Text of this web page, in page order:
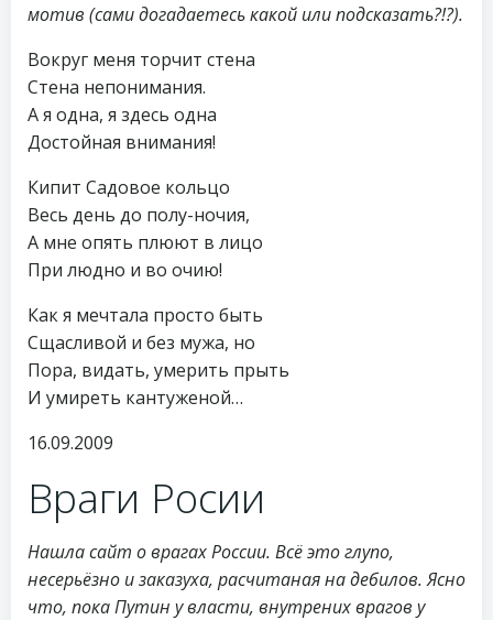
мотив (сами догадаетесь какой или подсказать?!?).
Вокруг меня торчит стена
Стена непонимания.
А я одна, я здесь одна
Достойная внимания!
Кипит Садовое кольцо
Весь день до полу-ночия,
А мне опять плюют в лицо
При людно и во очию!
Как я мечтала просто быть
Сщасливой и без мужа, но
Пора, видать, умерить прыть
И умиреть кантуженой…
16.09.2009
Враги Росии
Нашла сайт о врагах России. Всё это глупо,
несерьёзно и заказуха, расчитаная на дебилов. Ясно
что, пока Путин у власти, внутрених врагов у